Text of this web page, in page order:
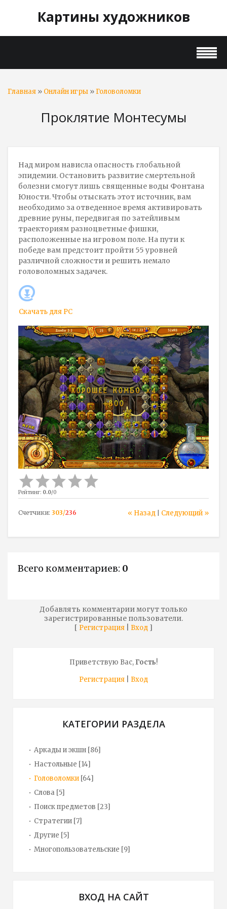
Картины художников
Главная » Онлайн игры »Головоломки
Проклятие Монтесумы
Над миром нависла опасность глобальной
эпидемии. Остановить развитие смертельной
болезни смогут лишь священные воды Фонтана
Юности. Чтобы отыскать этот источник, вам
необходимо за отведенное время активировать
древние руны, передвигая по затейливым
траекториям разноцветные фишки,
расположенные на игровом поле. На пути к
победе вам предстоит пройти 55 уровней
различной сложности и решить немало
головоломных задачек.
Скачать для PC
Рейтинг: 0.0/0
« Назад Следующий »
Счетчики: 303/236
Всего комментариев: 0
Добавлять комментарии могут только
зарегистрированные пользователи.
[ Регистрация Вход ]
Приветствую Вас,Гость!
Регистрация
Вход
КАТЕГОРИИ РАЗДЕЛА
Аркады и экшн [86]
Настольные [14]
Головоломки [64]
Слова [5]
Поиск предметов [23]
Стратегии [7]
Другие [5]
Многопользовательские [9]
ВХОД НА САЙТ